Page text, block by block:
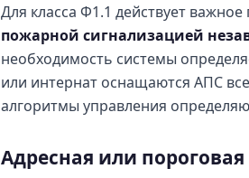
Для класса Ф1.1 действует
пожарной сигнализацией
необходимость системы
или интернат оснащаются АПС
алгоритмы управления
Адресная или